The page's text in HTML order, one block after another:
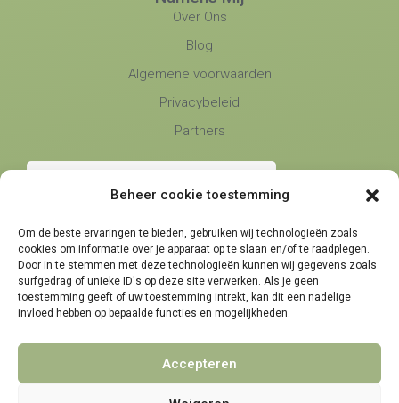
Beheer cookie toestemming
Om de beste ervaringen te bieden, gebruiken wij technologieën zoals
cookies om informatie over je apparaat op te slaan en/of te raadplegen.
Door in te stemmen met deze technologieën kunnen wij gegevens zoals
surfgedrag of unieke ID's op deze site verwerken. Als je geen
toestemming geeft of uw toestemming intrekt, kan dit een nadelige
invloed hebben op bepaalde functies en mogelijkheden.
Accepteren
Telefonische bereikbaarheid
maandag, dinsdag en donderdag
9:00 - 14:30
woensdag en vrijdag
9:00 - 11:30
Over Ons
Blog
Algemene voorwaarden
Privacybeleid
Partners